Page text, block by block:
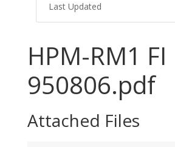
Last Updated
HPM-RM1 FI
950806.pdf
Attached Files